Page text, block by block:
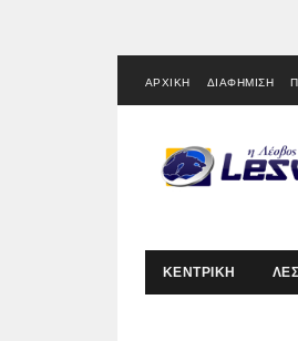
ΑΡΧΙΚΗ ΔΙΑΦΗΜΙΣΗ
ΚΕΝΤΡΙΚΗ